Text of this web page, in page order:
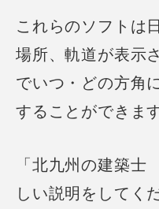
これらのソフトは
場所、軌道が表示
でいつ・どの方角
することができます
「北九州の建築
しい説明をしてく